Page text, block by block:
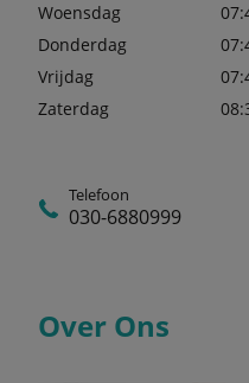
Woensdag
Donderdag
Vrijdag
Zaterdag
Telefoon
030-6880999
Over Ons